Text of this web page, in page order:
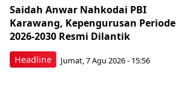
Headline
Saidah Anwar Nahkodai PBI
Karawang, Kepengurusan Periode
2026-2030 Resmi Dilantik
Jumat, 7 Agu 2026 - 15:56